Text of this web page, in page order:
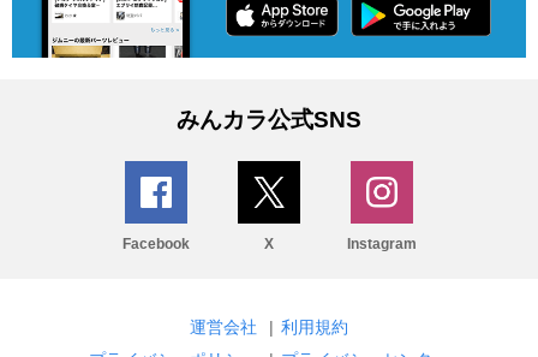
みんカラ公式SNS
Facebook X Instagram
運営会社 | 利用規約